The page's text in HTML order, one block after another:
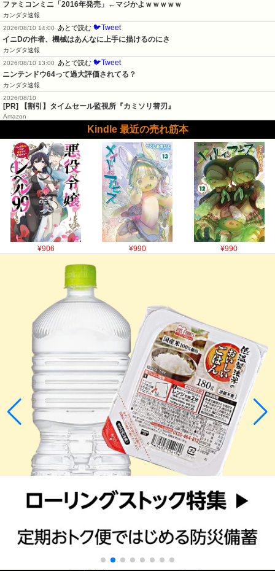
ファミコンミニ「2016年発売」←マジかよｗｗｗｗｗ
カンダタ速報
2026/08/10 14:00
あとで読む 🐦Tweet
イニDの作者、機械はあんなに上手に描けるのにさ
カンダタ速報
2026/08/10 13:00
あとで読む 🐦Tweet
ニンテンドウ64って過大評価されてる？
カンダタ速報
2026/08/10
[PR] 【割引】タイムセール監視所『カミソリ替刃』
Amazon
Kindle 最近の売れ筋本
¥906 ¥990 ¥990